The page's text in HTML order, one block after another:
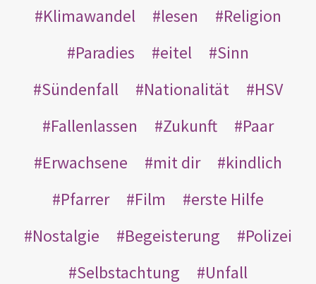
Klimawandel
lesen
Religion
Paradies
eitel
Sinn
Sündenfall
Nationalität
HSV
Fallenlassen
Zukunft
Paar
Erwachsene
mit dir
kindlich
Pfarrer
Film
erste Hilfe
Nostalgie
Begeisterung
Polizei
Selbstachtung
Unfall